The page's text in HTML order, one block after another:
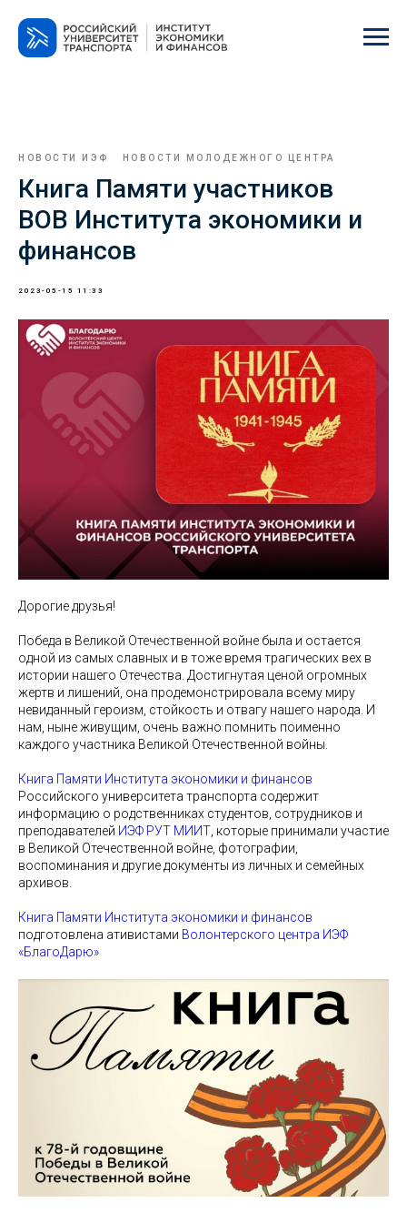
НОВОСТИ ИЭФ НОВОСТИ МОЛОДЕЖНОГО ЦЕНТРА
Книга Памяти участников
ВОВ Института экономики и
финансов
2023-05-15 11:33
Дорогие друзья!
Победа в Великой Отечественной войне была и остается
одной из самых славных и в тоже время трагических вех в
истории нашего Отечества. Достигнутая ценой огромных
жертв и лишений, она продемонстрировала всему миру
невиданный героизм, стойкость и отвагу нашего народа. И
нам, ныне живущим, очень важно помнить поименно
каждого участника Великой Отечественной войны.
Книга Памяти Института экономики и финансов
Российского университета транспорта содержит
информацию о родственниках студентов, сотрудников и
преподавателей ИЭФ РУТ МИИТ , которые принимали участие
в Великой Отечественной войне, фотографии,
воспоминания и другие документы из личных и семейных
архивов.
Книга Памяти Института экономики и финансов
подготовлена ативистами Волонтерского центра ИЭФ
«БлагоДарю»